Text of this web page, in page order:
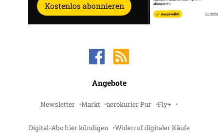
Kostenlos abonnieren
Angebote
Newsletter Markt aerokurier Pur Fly+
Digital-Abo hier kündigen Widerruf digitaler Käufe